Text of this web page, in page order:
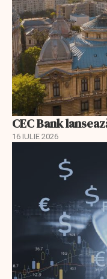
CEC Bank
16 IULIE 2026